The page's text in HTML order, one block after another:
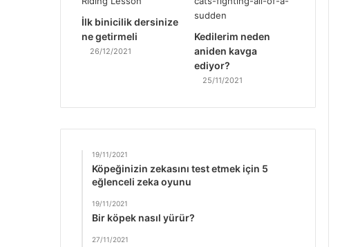
İlk binicilik dersinize
ne getirmeli
26/12/2021
Kedilerim neden
aniden kavga
ediyor?
25/11/2021
19/11/2021
Köpeğinizin zekasını test etmek için 5
eğlenceli zeka oyunu
19/11/2021
Bir köpek nasıl yürür?
27/11/2021